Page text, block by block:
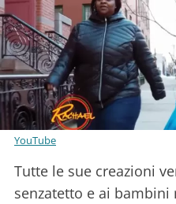
YouTube
Tutte le sue creazioni
senzatetto e ai